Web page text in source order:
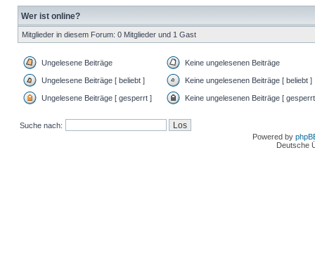
Wer ist online?
Mitglieder in diesem Forum: 0 Mitglieder und 1 Gast
Ungelesene Beiträge Keine ungelesenen Beiträge
Ungelesene Beiträge [ beliebt ] Keine ungelesenen Beiträge [ beliebt ]
Ungelesene Beiträge [ gesperrt ] Keine ungelesenen Beiträge [
Suche nach:
Powered by
Deutsche